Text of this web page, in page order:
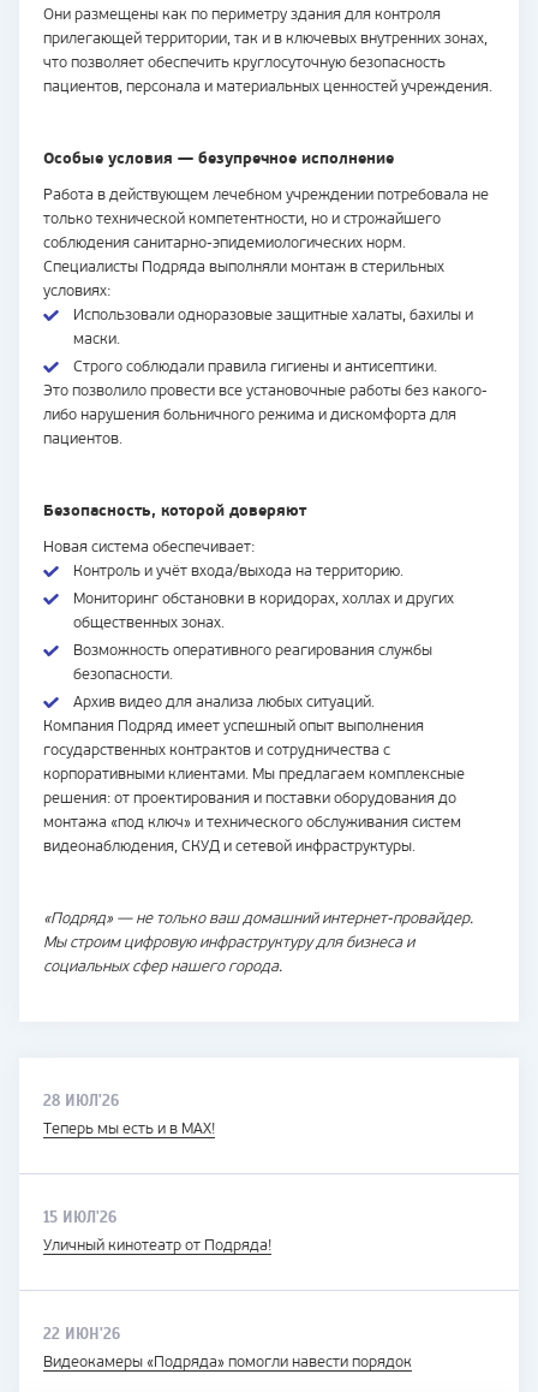
Они размещены как по периметру здания для контроля
прилегающей территории, так и в ключевых внутренних зонах,
что позволяет обеспечить круглосуточную безопасность
пациентов, персонала и материальных ценностей учреждения.
Особые условия — безупречное исполнение
Работа в действующем лечебном учреждении потребовала не
только технической компетентности, но и строжайшего
соблюдения санитарно-эпидемиологических норм.
Специалисты Подряда выполняли монтаж в стерильных
условиях:
Использовали одноразовые защитные халаты, бахилы и
маски.
Строго соблюдали правила гигиены и антисептики.
Это позволило провести все установочные работы без какого-
либо нарушения больничного режима и дискомфорта для
пациентов.
Безопасность, которой доверяют
Новая система обеспечивает:
Контроль и учёт входа/выхода на территорию.
Мониторинг обстановки в коридорах, холлах и других
общественных зонах.
Возможность оперативного реагирования службы
безопасности.
Архив видео для анализа любых ситуаций.
Компания Подряд имеет успешный опыт выполнения
государственных контрактов и сотрудничества с
корпоративными клиентами. Мы предлагаем комплексные
решения: от проектирования и поставки оборудования до
монтажа «под ключ» и технического обслуживания систем
видеонаблюдения, СКУД и сетевой инфраструктуры.
«Подряд» — не только ваш домашний интернет-провайдер.
Мы строим цифровую инфраструктуру для бизнеса и
социальных сфер нашего города.
28 ИЮЛ'26
Теперь мы есть и в MAX!
15 ИЮЛ'26
Уличный кинотеатр от Подряда!
22 ИЮН'26
Видеокамеры «Подряда» помогли навести порядок